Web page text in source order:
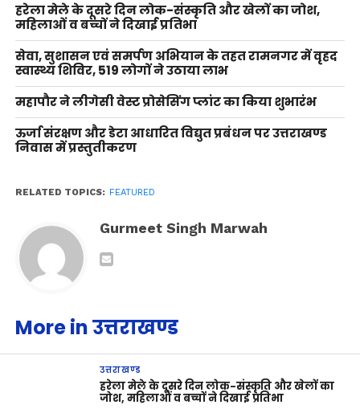
हरेला मेले के दूसरे दिन लोक-संस्कृति और खेलों का जोश,
महिलाओं व बच्चों ने दिखाई प्रतिभा
सेवा, सुशासन एवं समर्पण अभियान के तहत रामनगर में वृहद
स्वास्थ्य शिविर, 519 लोगों ने उठाया लाभ
महापौर ने लीगेसी वेस्ट प्रोसेसिंग प्लांट का किया शुभारंभ
ऊर्जा संरक्षण और डेटा आधारित विद्युत प्रबंधन पर उत्तराखण्ड
निवास में प्रस्तुतीकरण
RELATED TOPICS: FEATURED
Gurmeet Singh Marwah
More in उत्तराखण्ड
उत्तराखण्ड
हरेला मेले के दूसरे दिन लोक-संस्कृति और खेलों का
जोश, महिलाओं व बच्चों ने दिखाई प्रतिभा